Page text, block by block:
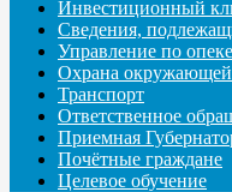
Инвестиционный
Сведения,
Управление по
Охрана
Транспорт
Ответственное
Приемная
Почётные граждане
Целевое обучение